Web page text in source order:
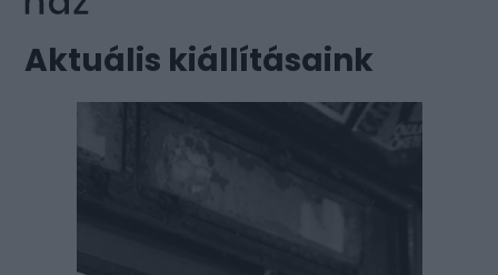
Aktuális kiállításaink